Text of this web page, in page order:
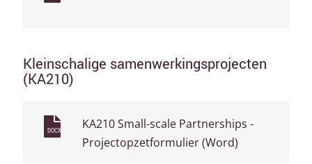
Kleinschalige samenwerkingsprojecten
(KA210)
DOCX
KA210 Small-scale Partnerships -
Projectopzetformulier (Word)